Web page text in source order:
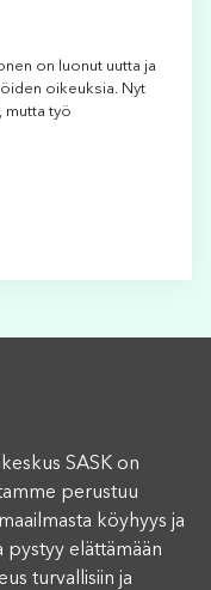
on luonut uutta ja
oikeuksia. Nyt
mutta työ
SASK on
perustuu
köyhyys ja
pystyy elättämään
turvallisiin ja